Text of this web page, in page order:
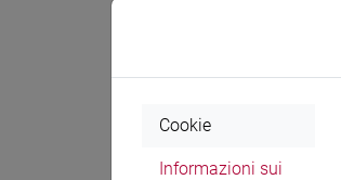
Cookie
Informazioni sui